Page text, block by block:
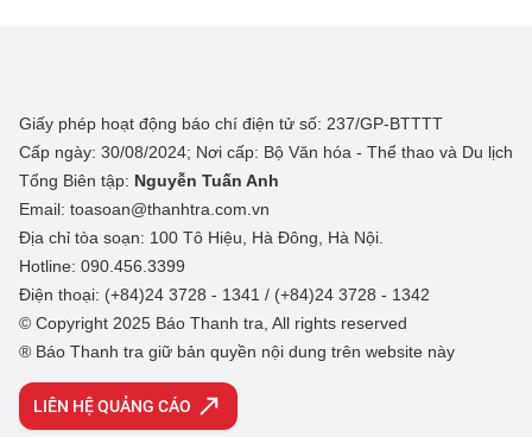
Giấy phép hoạt động báo chí điện tử số: 237/GP-BTTTT
Cấp ngày: 30/08/2024; Nơi cấp: Bộ Văn hóa - Thể thao và Du lịch
Tổng Biên tập: Nguyễn Tuấn Anh
Email: toasoan@thanhtra.com.vn
Địa chỉ tòa soạn: 100 Tô Hiệu, Hà Đông, Hà Nội.
Hotline: 090.456.3399
Điện thoại: (+84)24 3728 - 1341 / (+84)24 3728 - 1342
© Copyright 2025 Báo Thanh tra, All rights reserved
® Báo Thanh tra giữ bản quyền nội dung trên website này
LIÊN HỆ QUẢNG CÁO